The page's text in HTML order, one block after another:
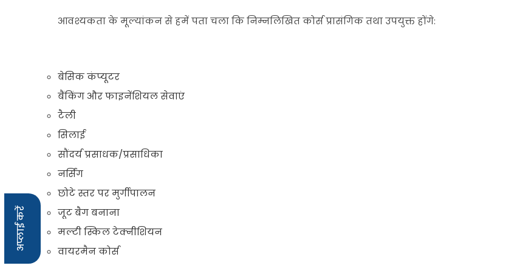
आवश्यकता के मूल्यांकन से हमें पता चला कि निम्नलिखित कोर्स प्रासंगिक तथा उपयुक्त होंगे:
बेसिक कंप्यूटर
बैंकिंग और फाइनेंशियल सेवाएं
टैली
सिलाई
सौंदर्य प्रसाधक/प्रसाधिका
नर्सिंग
छोटे स्तर पर मुर्गीपालन
जूट बैग बनाना
मल्टी स्किल टेक्नीशियन
वायरमैन कोर्स
अप्लाई करें